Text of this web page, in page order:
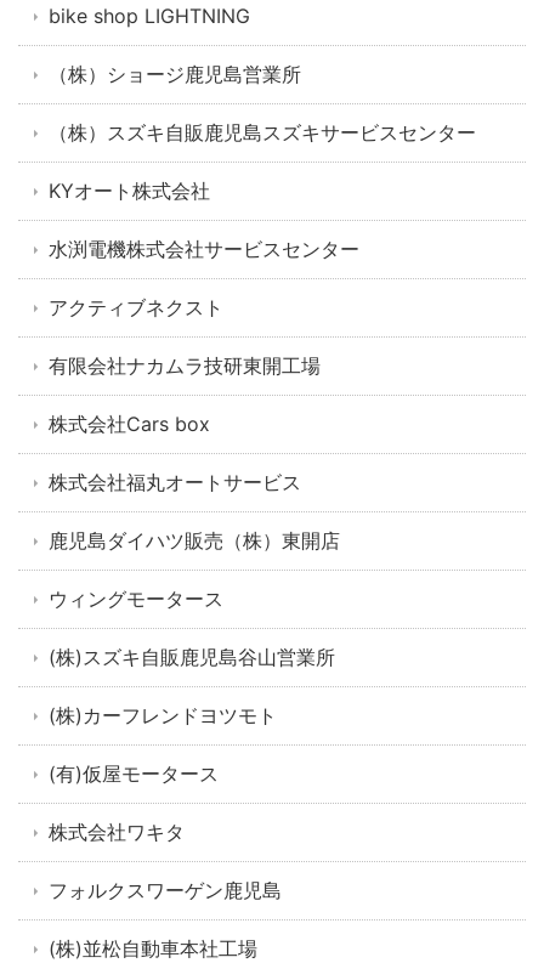
bike shop LIGHTNING
（株）ショージ鹿児島営業所
（株）スズキ自販鹿児島スズキサービスセンター
KYオート株式会社
水渕電機株式会社サービスセンター
アクティブネクスト
有限会社ナカムラ技研東開工場
株式会社Cars box
株式会社福丸オートサービス
鹿児島ダイハツ販売（株）東開店
ウィングモータース
(株)スズキ自販鹿児島谷山営業所
(株)カーフレンドヨツモト
(有)仮屋モータース
株式会社ワキタ
フォルクスワーゲン鹿児島
(株)並松自動車本社工場